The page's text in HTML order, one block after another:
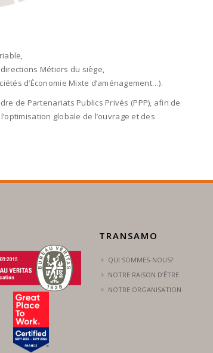
Métiers du siège,
d’Économie Mixte d’aménagement…).
de Partenariats Publics Privés (PPP), afin de
globale de l’ouvrage et des
TRANSAMO
QUI SOMMES-NOUS?
NOTRE RAISON D’ÊTRE
NOTRE ORGANISATION